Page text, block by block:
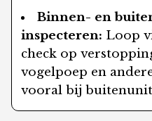
Binnen- en
inspecteren: Loop
check op
vogelpoep en
vooral bij